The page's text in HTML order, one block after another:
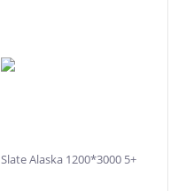
Slate Alaska 1200*3000 5+